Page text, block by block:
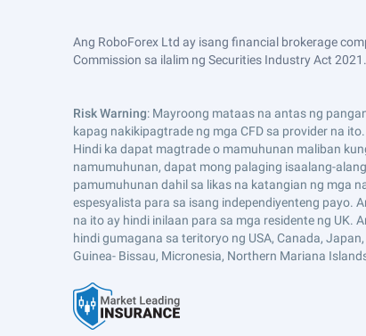
Ang RoboForex Ltd ay isang financial brokerage
Commission sa ilalim ng Securities Industry Act
Risk Warning: Mayroong mataas na antas ng
kapag nakikipagtrade ng mga CFD sa provider na
Hindi ka dapat magtrade o mamuhunan maliban
namumuhunan, dapat mong palaging isaalang-
pamumuhunan dahil sa likas na katangian ng mga
espesyalista para sa isang independiyenteng payo.
na ito ay hindi inilaan para sa mga residente ng UK.
hindi gumagana sa teritoryo ng USA, Canada,
Guinea- Bissau, Micronesia, Northern Mariana